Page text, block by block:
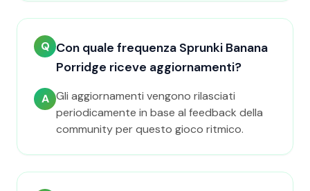
Q Con quale frequenza Sprunki Banana
Porridge riceve aggiornamenti?
A Gli aggiornamenti vengono rilasciati
periodicamente in base al feedback della
community per questo gioco ritmico.